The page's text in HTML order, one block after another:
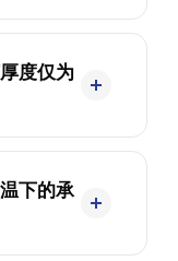
度仅为
下的承